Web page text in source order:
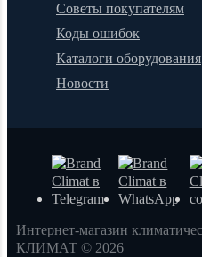
Советы покупателям
Коды ошибок
Каталоги оборудования
Новости
Интернет-магазин
КЛИМАТ © 2026